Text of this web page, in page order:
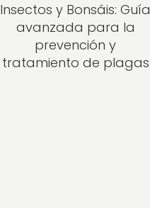
Insectos y Bonsáis: Guía
avanzada para la
prevención y
tratamiento de plagas